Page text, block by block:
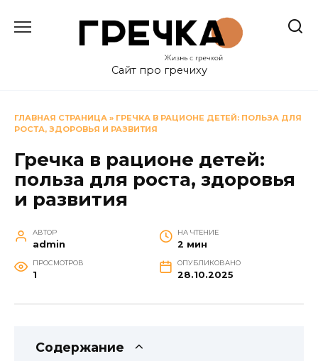
Сайт про гречиху
ГЛАВНАЯ СТРАНИЦА » ГРЕЧКА В РАЦИОНЕ ДЕТЕЙ: ПОЛЬЗА ДЛЯ
РОСТА, ЗДОРОВЬЯ И РАЗВИТИЯ
Гречка в рационе детей:
польза для роста, здоровья
и развития
АВТОР
admin
НА ЧТЕНИЕ
2 мин
ПРОСМОТРОВ
1
ОПУБЛИКОВАНО
28.10.2025
Содержание